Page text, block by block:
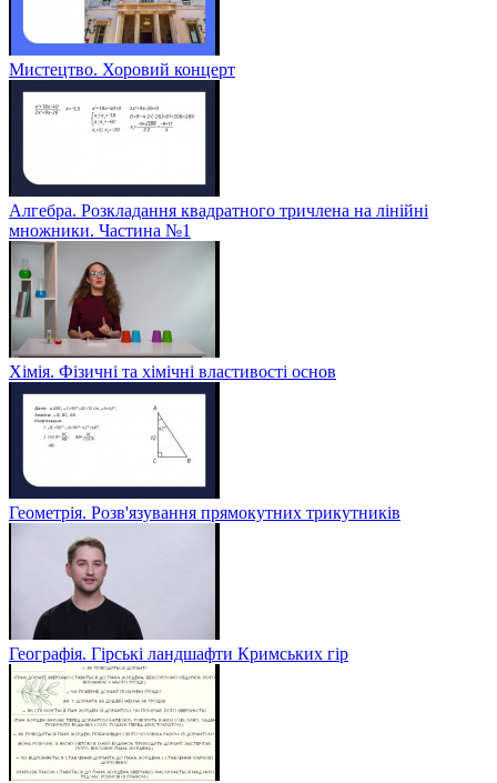
Мистецтво. Хоровий концерт
Алгебра. Розкладання квадратного тричлена на лінійні
множники. Частина №1
Хімія. Фізичні та хімічні властивості основ
Геометрія. Розв'язування прямокутних трикутників
Географія. Гірські ландшафти Кримських гір